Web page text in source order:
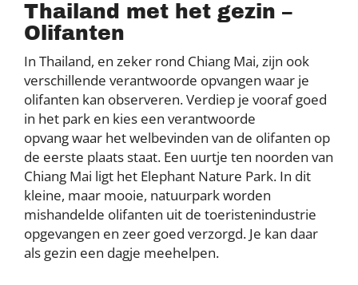
Thailand met het gezin –
Olifanten
In Thailand, en zeker rond Chiang Mai, zijn ook
verschillende verantwoorde opvangen waar je
olifanten kan observeren. Verdiep je vooraf goed
in het park en kies een verantwoorde
opvang waar het welbevinden van de olifanten op
de eerste plaats staat. Een uurtje ten noorden van
Chiang Mai ligt het Elephant Nature Park. In dit
kleine, maar mooie, natuurpark worden
mishandelde olifanten uit de toeristenindustrie
opgevangen en zeer goed verzorgd. Je kan daar
als gezin een dagje meehelpen.